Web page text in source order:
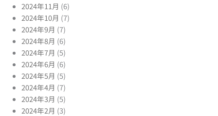
2024年11月 (6)
2024年10月 (7)
2024年9月 (7)
2024年8月 (6)
2024年7月 (5)
2024年6月 (6)
2024年5月 (5)
2024年4月 (7)
2024年3月 (5)
2024年2月 (3)